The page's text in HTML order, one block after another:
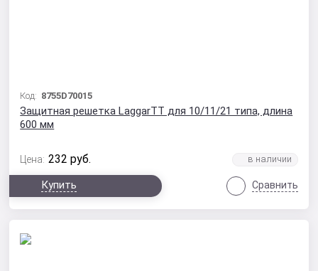
Код: 8755D70015
Защитная решетка LaggarTT для 10/11/21 типа, длина
600 мм
Цена: 232 руб.
Купить Сравнить